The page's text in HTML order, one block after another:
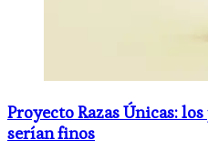
Proyecto Razas Únicas:
serían finos